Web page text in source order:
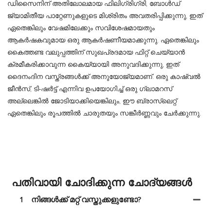
ഡിസൈനിന് അതിലോലമായ ഫിലിഗ്രിഗ്രി, ബോൾഡ്
ജ്യാമിതീയ പാറ്റേണുകളുടെ മിശ്രിതം അവതരിപ്പിക്കുന്നു, ഇത്
ഏതെങ്കിലും വേഷമിലേക്കും സവിശേഷമായതും
ആകർഷകവുമായ ഒരു ആകർഷണീയമാക്കുന്നു. ഏതെങ്കിലും
കൈത്തണ്ട വലുപ്പത്തിന് സുഖപ്രദമായ ഫിറ്റ് ചെയ്യാൻ
ക്രമീകരിക്കാവുന്ന കൈയ്യായി അനുവദിക്കുന്നു, ഇത്
ദൈനംദിന വസ്ത്രങ്ങൾക്ക് അനുയോജ്യമാണ്. ഒരു കാഷ്വൽ
ജീൻസ്, ടി-ഷർട്ട് എന്നിവ ഉപയോഗിച്ച് ഒരു ഗ്ലാമറസ്
അല്ലെങ്കിൽ ജോടിയാക്കിയെങ്കിലും, ഈ ബ്രാസ്ലെറ്റ്
ഏതെങ്കിലും രൂപത്തിൽ ചാരുതയും സങ്കീർണ്ണവും ചേർക്കുന്നു.
പതിവായി ചോദിക്കുന്ന ചോദ്യങ്ങൾ
1 നിങ്ങൾക്ക് മറ്റ് വസ്തുക്കളുണ്ടോ?